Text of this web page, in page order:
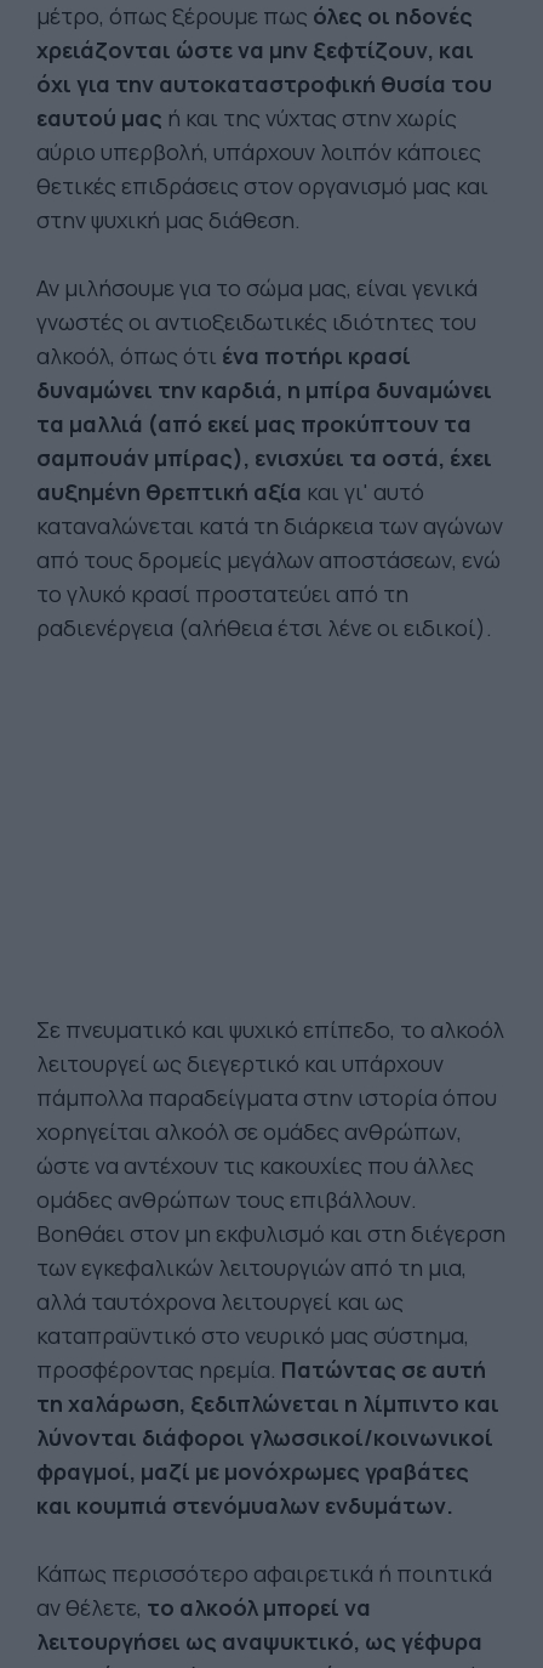
μέτρο, όπως ξέρουμε πως όλες οι ηδονές
χρειάζονται ώστε να μην ξεφτίζουν, και
όχι για την αυτοκαταστροφική θυσία του
εαυτού μας ή και της νύχτας στην χωρίς
αύριο υπερβολή, υπάρχουν λοιπόν κάποιες
θετικές επιδράσεις στον οργανισμό μας και
στην ψυχική μας διάθεση.
Αν μιλήσουμε για το σώμα μας, είναι γενικά
γνωστές οι αντιοξειδωτικές ιδιότητες του
αλκοόλ, όπως ότι ένα ποτήρι κρασί
δυναμώνει την καρδιά, η μπίρα δυναμώνει
τα μαλλιά (από εκεί μας προκύπτουν τα
σαμπουάν μπίρας), ενισχύει τα οστά, έχει
αυξημένη θρεπτική αξία και γι' αυτό
καταναλώνεται κατά τη διάρκεια των αγώνων
από τους δρομείς μεγάλων αποστάσεων, ενώ
το γλυκό κρασί προστατεύει από τη
ραδιενέργεια (αλήθεια έτσι λένε οι ειδικοί).
Σε πνευματικό και ψυχικό επίπεδο, το αλκοόλ
λειτουργεί ως διεγερτικό και υπάρχουν
πάμπολλα παραδείγματα στην ιστορία όπου
χορηγείται αλκοόλ σε ομάδες ανθρώπων,
ώστε να αντέχουν τις κακουχίες που άλλες
ομάδες ανθρώπων τους επιβάλλουν.
Βοηθάει στον μη εκφυλισμό και στη διέγερση
των εγκεφαλικών λειτουργιών από τη μια,
αλλά ταυτόχρονα λειτουργεί και ως
καταπραϋντικό στο νευρικό μας σύστημα,
προσφέροντας ηρεμία. Πατώντας σε αυτή
τη χαλάρωση, ξεδιπλώνεται η λίμπιντο και
λύνονται διάφοροι γλωσσικοί/κοινωνικοί
φραγμοί, μαζί με μονόχρωμες γραβάτες
και κουμπιά στενόμυαλων ενδυμάτων.
Κάπως περισσότερο αφαιρετικά ή ποιητικά
αν θέλετε, το αλκοόλ μπορεί να
λειτουργήσει ως αναψυκτικό, ως γέφυρα